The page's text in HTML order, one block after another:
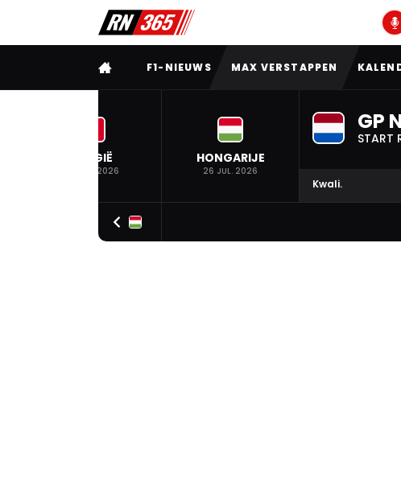
VOLLEDIG MENU
F1-NIEUWS MAX VERSTAPPEN
BELGIË
19 JUL. 2026
HONGARIJE
26 JUL. 2026
GP
START
Kwali.